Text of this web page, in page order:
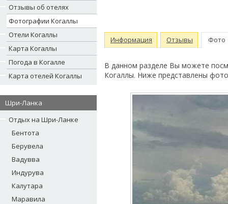
Отзывы об отелях
Фотографии Когаллы
Отели Когаллы
Карта Когаллы
Погода в Когалле
Карта отелей Когаллы
Шри-Ланка
Отдых на Шри-Ланке
Бентота
Берувела
Вадувва
Индурува
Калутара
Маравила
Информация Отзывы Фото
В данном разделе Вы можете
Когаллы. Ниже представлены